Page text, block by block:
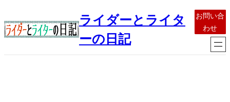
容
を
ライダーとライタ
ーの日記
お問い合
わせ